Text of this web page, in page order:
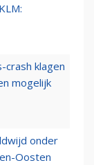
crash klagen
mogelijk
onder
Oosten